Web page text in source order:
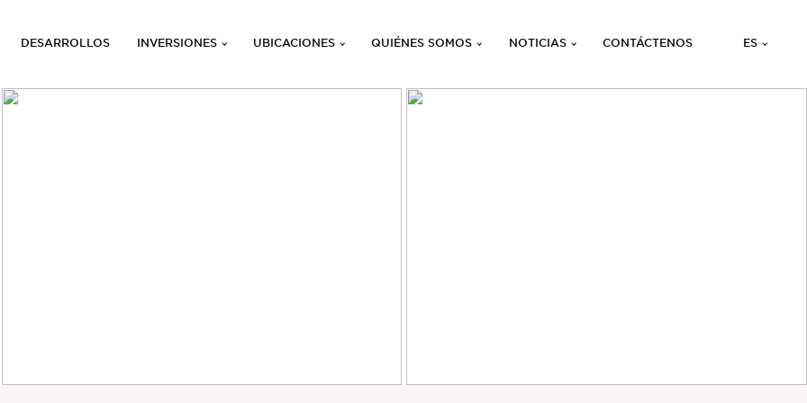
DESARROLLOS INVERSIONES UBICACIONES QUIÉNES SOMOS NOTICIAS CONTÁCTENOS ES